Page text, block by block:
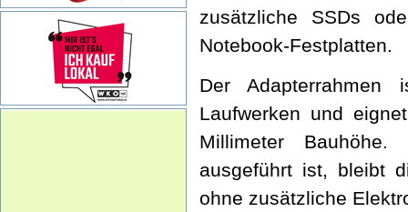
zusätzliche SSDs
Notebook-Festplatten.
Der
Laufwerken und
Millimeter
ausgeführt ist, bleibt
ohne zusätzliche